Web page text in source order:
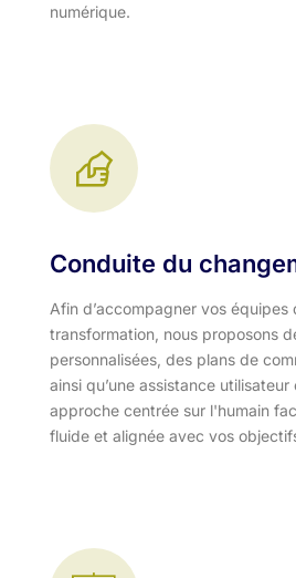
numérique.
Conduite du
Afin d’accompagner vos équipes
transformation, nous proposons
personnalisées, des plans de
ainsi qu’une assistance
approche centrée sur l'humain
fluide et alignée avec vos